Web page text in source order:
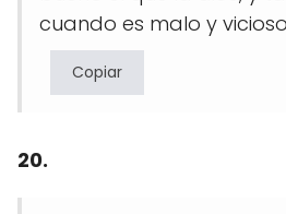
cuando es malo y
Copiar
20.